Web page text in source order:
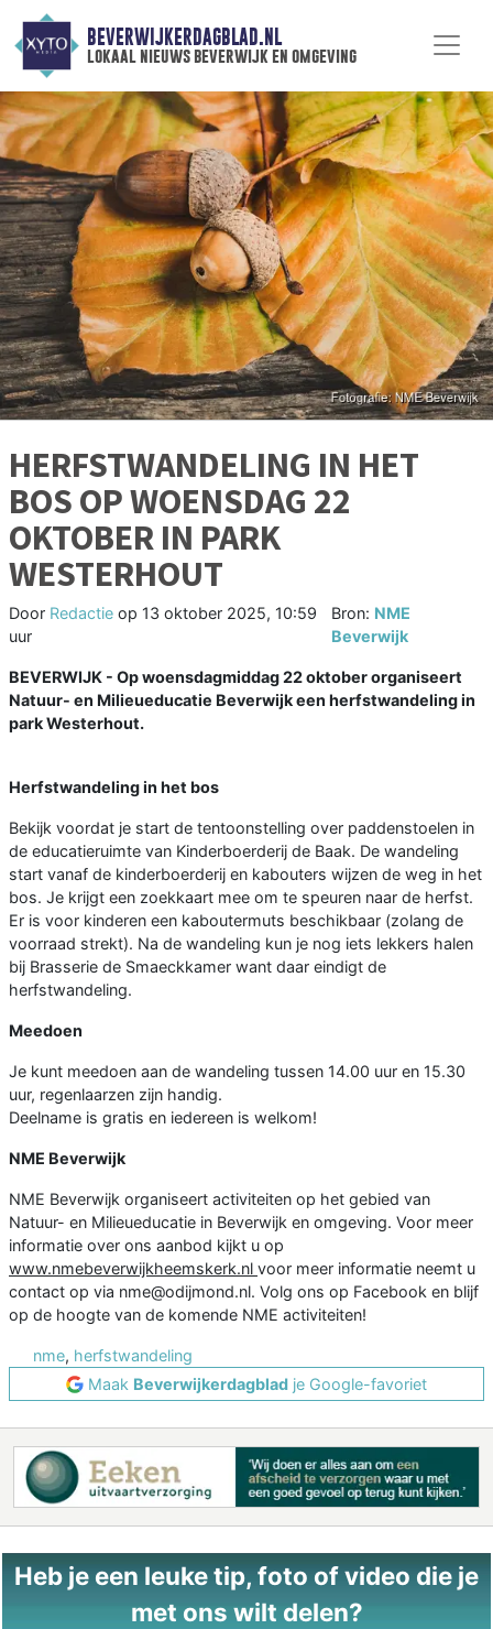
BEVERWIJKERDAGBLAD.NL
lokaal nieuws beverwijk en omgeving
HERFSTWANDELING IN HET
BOS OP WOENSDAG 22
OKTOBER IN PARK
WESTERHOUT
Door Redactie op 13 oktober 2025, 10:59
uur
Bron: NME
Beverwijk
BEVERWIJK - Op woensdagmiddag 22 oktober organiseert
Natuur- en Milieueducatie Beverwijk een herfstwandeling in
park Westerhout.
Herfstwandeling in het bos
Bekijk voordat je start de tentoonstelling over paddenstoelen in
de educatieruimte van Kinderboerderij de Baak. De wandeling
start vanaf de kinderboerderij en kabouters wijzen de weg in het
bos. Je krijgt een zoekkaart mee om te speuren naar de herfst.
Er is voor kinderen een kaboutermuts beschikbaar (zolang de
voorraad strekt). Na de wandeling kun je nog iets lekkers halen
bij Brasserie de Smaeckkamer want daar eindigt de
herfstwandeling.
Meedoen
Je kunt meedoen aan de wandeling tussen 14.00 uur en 15.30
uur, regenlaarzen zijn handig.
Deelname is gratis en iedereen is welkom!
NME Beverwijk
NME Beverwijk organiseert activiteiten op het gebied van
Natuur- en Milieueducatie in Beverwijk en omgeving. Voor meer
informatie over ons aanbod kijkt u op
www.nmebeverwijkheemskerk.nl voor meer informatie neemt u
contact op via nme@odijmond.nl. Volg ons op Facebook en blijf
op de hoogte van de komende NME activiteiten!
nme, herfstwandeling
Maak Beverwijkerdagblad je Google-favoriet
Heb je een leuke tip, foto of video die je
met ons wilt delen?